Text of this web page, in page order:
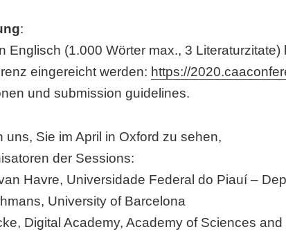
:
Englisch (1.000 Wörter max., 3
eingereicht werden: https://
und submission guidelines.
uns, Sie im April in Oxford zu sehen,
der Sessions:
Havre, Universidade Federal do Piauí –
University of Barcelona
Digital Academy, Academy of Sciences